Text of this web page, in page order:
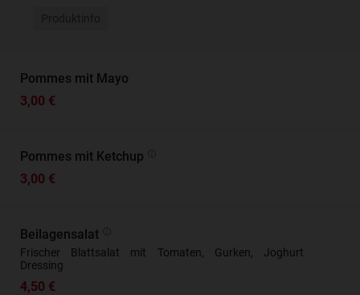
Pommes mit Mayo
3,00 €
Pommes mit Ketchup
3,00 €
Beilagensalat
Frischer Blattsalat mit Tomaten, Gurken, Joghurt
Dressing
4,50 €